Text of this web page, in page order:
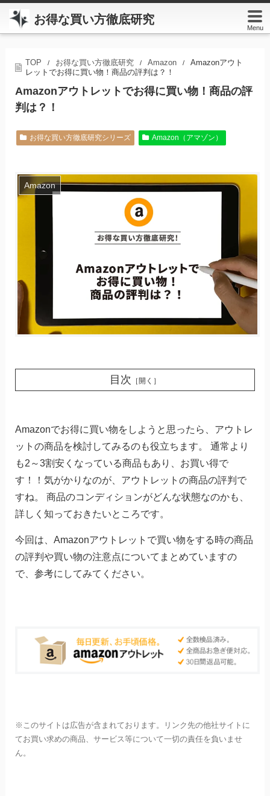
お得な買い方徹底研究
Menu
TOP / お得な買い方徹底研究 / Amazon /
Amazonアウト
レットでお得に買い物！商品の評判は？！
Amazonアウトレットでお得に買い物！商品の評
判は？！
お得な買い方徹底研究シリーズ Amazon（アマゾン）
Amazon
目次 ［開く］
Amazonでお得に買い物をしようと思ったら、アウトレ
ットの商品を検討してみるのも役立ちます。 通常より
も2～3割安くなっている商品もあり、お買い得で
す！！気がかりなのが、アウトレットの商品の評判で
すね。 商品のコンディションがどんな状態なのかも、
詳しく知っておきたいところです。
今回は、Amazonアウトレットで買い物をする時の商品
の評判や買い物の注意点についてまとめていますの
で、参考にしてみてください。
※このサイトは広告が含まれております。リンク先の他社サイトに
てお買い求めの商品、サービス等について一切の責任を負いませ
ん。